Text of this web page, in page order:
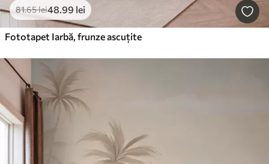
81.65lei48.99 lei
Fototapet Iarbă, frunze ascuțite